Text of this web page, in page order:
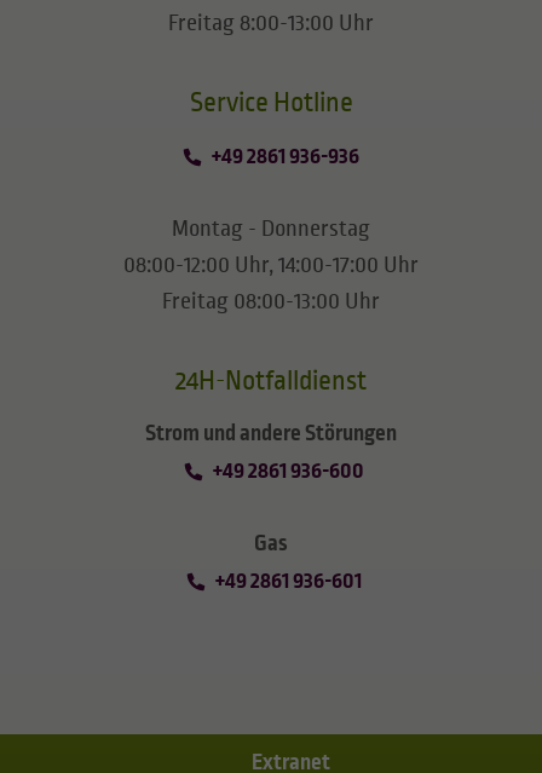
Freitag 8:00-13:00 Uhr
​​​​​​​Service Hotline
+49 2861 936-936
Montag - Donnerstag
08:00-12:00 Uhr, 14:00-17:00 Uhr
Freitag 08:00-13:00 Uhr
24H-Notfalldienst
Strom und andere Störungen
+49 2861 936-600
Gas
+49 2861 936-601
Extranet